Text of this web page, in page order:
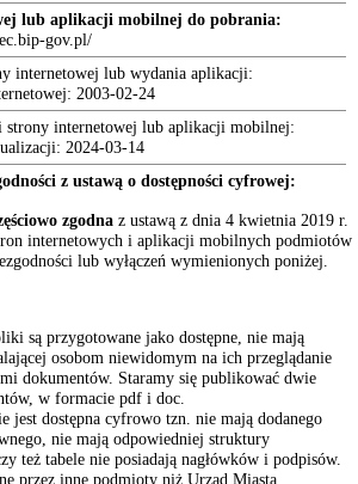
lub aplikacji mobilnej do pobrania:
gov.pl/
internetowej lub wydania aplikacji:
2003-02-24
strony internetowej lub aplikacji mobilnej:
2024-03-14
z ustawą o dostępności cyfrowej:
zgodna z ustawą z dnia 4 kwietnia 2019 r.
internetowych i aplikacji mobilnych podmiotów
lub wyłączeń wymienionych poniżej.
są przygotowane jako dostępne, nie mają
osobom niewidomym na ich przeglądanie
dokumentów. Staramy się publikować dwie
w formacie pdf i doc.
jest dostępna cyfrowo tzn. nie mają dodanego
nie mają odpowiedniej struktury
też tabele nie posiadają nagłówków i podpisów.
przez inne podmioty niż Urząd Miasta